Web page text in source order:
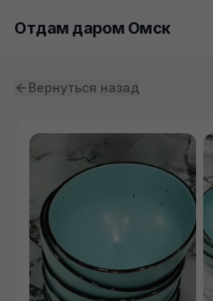
Отдам даром Омск
Вернуться назад